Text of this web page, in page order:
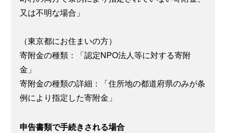
又は不明な場合」
（東京都にお住まいの方）
寄附金の種類：「認定NPO法人等に対する寄附
金」
寄附金の種類の詳細：「住所地の都道府県のみが条
例により指定した寄附金」
申告書類で手続きされる場合